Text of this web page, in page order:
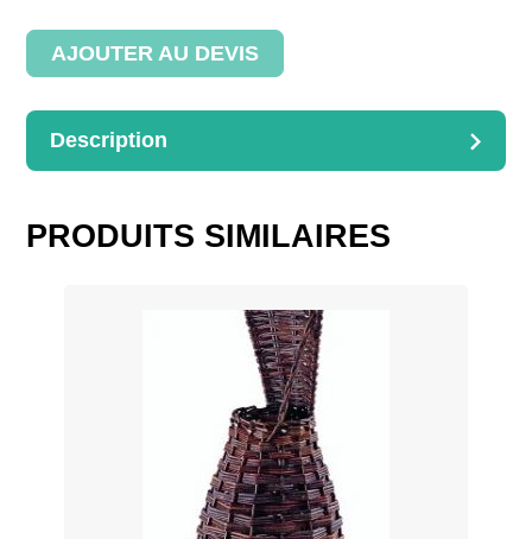
cerises
AJOUTER AU DEVIS
Description
Dimensions : 35x23x30cm
PRODUITS SIMILAIRES